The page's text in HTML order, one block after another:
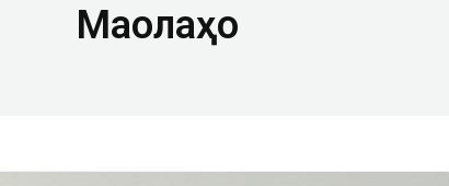
Мақолаҳо